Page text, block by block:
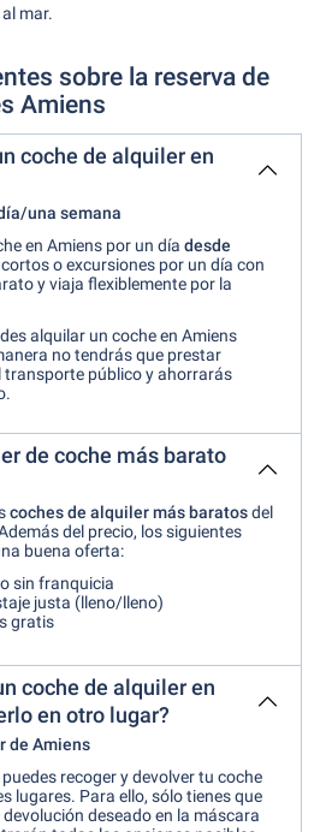
mar.
sobre la reserva de
Amiens
coche de alquiler en
una semana
en Amiens por un día desde
o excursiones por un día con
y viaja flexiblemente por la
alquilar un coche en Amiens
no tendrás que prestar
transporte público y ahorrarás
de coche más barato
coches de alquiler más baratosdel
del precio, los siguientes
buena oferta:
sin franquicia
justa (lleno/lleno)
gratis
coche de alquiler en
en otro lugar?
de Amiens
puedes recoger y devolver tu coche
lugares. Para ello, sólo tienes que
deseado en la máscara